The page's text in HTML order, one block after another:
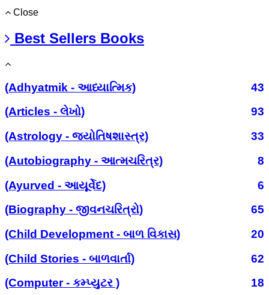
Close
Best Sellers Books
(Adhyatmik - આધ્યાત્મિક)
43
(Articles - લેખો)
93
(Astrology - જ્યોતિષશાસ્ત્ર)
33
(Autobiography - આત્મચરિત્ર)
8
(Ayurved - આયૂર્વેદ)
6
(Biography - જીવનચરિત્રો)
65
(Child Development - બાળ વિકાસ)
20
(Child Stories - બાળવાર્તા)
62
(Computer - કમ્પ્યુટર )
18